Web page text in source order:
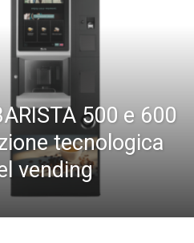
500 e 600
tecnologica
vending